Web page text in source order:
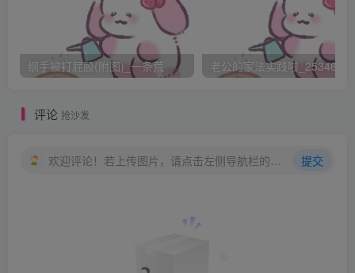
遇到阿发，按规矩给了他两块钱的介绍费。还再三叮嘱下次
再多介绍客人。
珍珍快步跑出旅社，夜风吹着她出了汗的光臂和赤。裸的小
巡捕大皮靴卡卡走过来，珍珍看着他手上的警棍，又打了好
眼说：“过了半夜啦，知道吗？”她赶忙从怀里掏出五块钱，
纲手被打屁股(附图)_一条荒 老公的家法实践啦
评论 抢沙发
欢迎评论！若上传图片，请点击左侧导航栏的图床工具，获取图片链接。 提交